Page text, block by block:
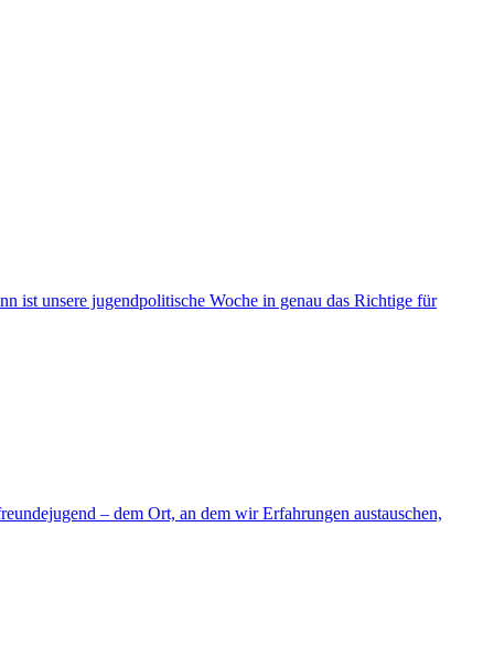
ist unsere jugendpolitische Woche in genau das Richtige für
– dem Ort, an dem wir Erfahrungen austauschen,